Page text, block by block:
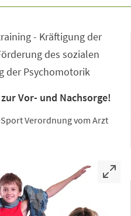
- Kräftigung der
des sozialen
der Psychomotorik
Vor- und Nachsorge!
Verordnung vom Arzt